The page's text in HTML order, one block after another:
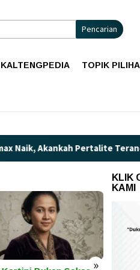
Pencarian
TOPIK
Pertalite Terancam
»
KLIK
KAMI